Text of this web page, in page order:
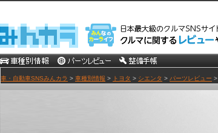
車・自動車SNSみんカラ > 車種別情報 > トヨタ > シエンタ > パーツレビュー >